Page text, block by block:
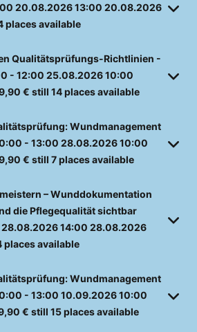
20.08.202613:00 20.08.2026
places available
Qualitätsprüfungs-Richtlinien -
- 12:00 25.08.202610:00
€ still 14 places available
Wundmanagement
- 13:00 28.08.202610:00
€ still 7 places available
– Wunddokumentation
die Pflegequalität sichtbar
28.08.202614:00 28.08.2026
places available
Wundmanagement
- 13:00 10.09.202610:00
€ still 15 places available